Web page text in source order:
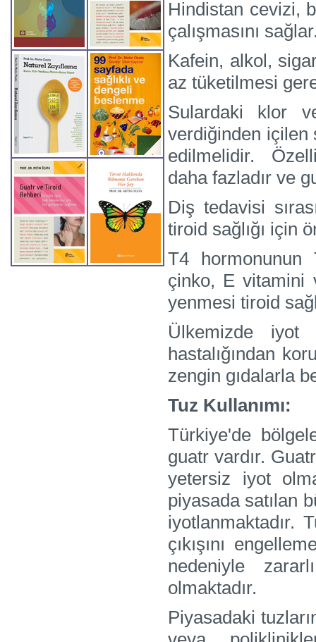
Hindistan cevizi,
çalışmasını
Kafein, alkol,
az tüketilmesi
Sulardaki klor
verdiğinden içilen
edilmelidir.
daha fazladır ve
Diş tedavisi
tiroid sağlığı için
T4 hormonunun
çinko, E vitamini
yenmesi tiroid
Ülkemizde
hastalığından
zengin gıdalarla
Tuz Kullanımı:
Türkiye'de
guatr vardır.
yetersiz iyot
piyasada satılan
iyotlanmaktadır.
çıkışını
nedeniyle
olmaktadır.
Piyasadaki